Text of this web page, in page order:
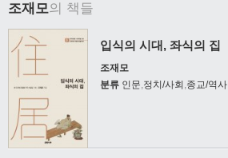
조재모의 책들
입식의 시대, 좌식의 집
조재모
분류 인문,정치/사회 ,종교/역사